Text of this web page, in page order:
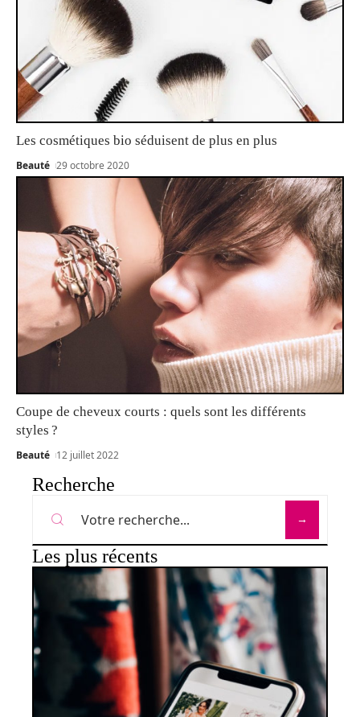
Les cosmétiques bio séduisent de plus en plus
Beauté 29 octobre 2020
Coupe de cheveux courts : quels sont les différents
styles ?
Beauté 12 juillet 2022
Recherche
Les plus récents